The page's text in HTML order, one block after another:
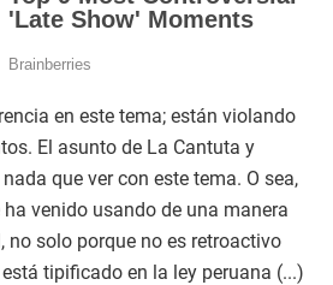
en este tema; están violando
El asunto de La Cantuta y
que ver con este tema. O sea,
venido usando de una manera
no solo porque no es retroactivo
tipificado en la ley peruana (...)